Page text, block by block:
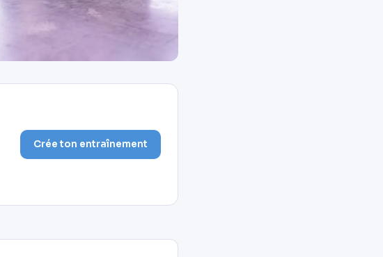
Crée ton entraînement